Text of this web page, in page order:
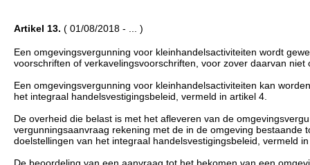
Artikel 13. ( 01/08/2018 - ... )
Een omgevingsvergunning voor kleinhandelsactiviteiten wordt
voorschriften of verkavelingsvoorschriften, voor zover daarvan niet
Een omgevingsvergunning voor kleinhandelsactiviteiten kan
het integraal handelsvestigingsbeleid, vermeld in artikel 4.
De overheid die belast is met het afleveren van de
vergunningsaanvraag rekening met de in de omgeving
doelstellingen van het integraal handelsvestigingsbeleid, vermeld